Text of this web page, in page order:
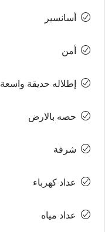
أسانسير
أمن
إطلاله حديقة واسعة
حصه بالارض
شرفة
عداد كهرباء
عداد مياه